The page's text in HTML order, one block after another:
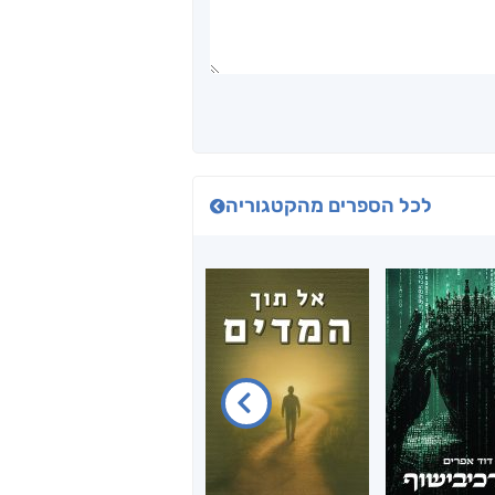
לכל הספרים מהקטגוריה